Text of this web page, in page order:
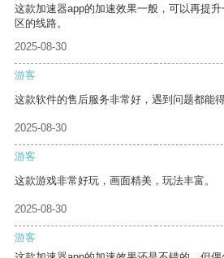
这款加速器app的加速效果一般，可以再提
区的线路。
2025-08-30
游客
这款软件的售后服务非常好，遇到问题都能
2025-08-30
游客
这款游戏非常好玩，画面精美，玩法丰富。
2025-08-30
游客